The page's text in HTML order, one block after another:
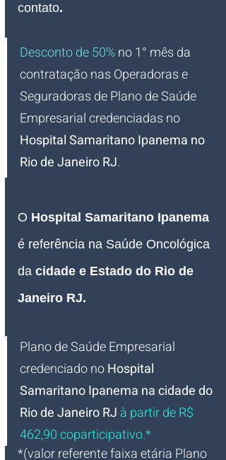
contato.
Desconto de 50%no 1° mês da
contratação nas Operadoras e
Seguradoras de Plano de Saúde
Empresarial credenciadas no
Hospital Samaritano Ipanema no
Rio de Janeiro RJ.
O Hospital Samaritano Ipanema
é referência na Saúde Oncológica
da cidade e Estado do Rio de
Janeiro RJ.
Plano de Saúde Empresarial
credenciado no Hospital
Samaritano Ipanema na cidade do
Rio de Janeiro RJ à partir de R$
462,90 coparticipativo.*
*(valor referente faixa etária Plano